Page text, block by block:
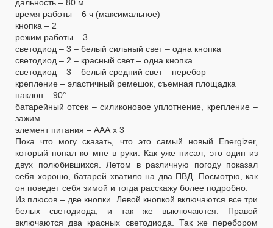
дальность – 80 м
время работы – 6 ч (максимальное)
кнопка – 2
режим работы – 3
светодиод – 3 – белый сильный свет – одна кнопка
светодиод – 2 – красный свет – одна кнопка
светодиод – 3 – белый средний свет – перебор
крепление – эластичный ремешок, съемная площадка
наклон – 90°
батарейный отсек – силиконовое уплотнение, крепление –
зажим
элемент питания – ААА х 3
Пока что могу сказать, что это самый новый Energizer,
который попал ко мне в руки. Как уже писал, это один из
двух полюбившихся. Летом в различную погоду показал
себя хорошо, батарей хватило на два ПВД. Посмотрю, как
он поведет себя зимой и тогда расскажу более подробно.
Из плюсов – две кнопки. Левой кнопкой включаются все три
белых светодиода, и так же выключаются. Правой
включаются два красных светодиода. Так же перебором